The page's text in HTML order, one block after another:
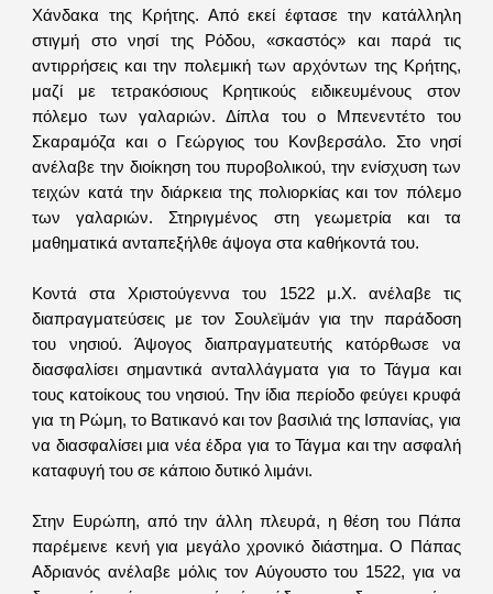
Χάνδακα της Κρήτης. Από εκεί έφτασε την κατάλληλη
στιγμή στο νησί της Ρόδου, «σκαστός» και παρά τις
αντιρρήσεις και την πολεμική των αρχόντων της Κρήτης,
μαζί με τετρακόσιους Κρητικούς ειδικευμένους στον
πόλεμο των γαλαριών. Δίπλα του ο Μπενεντέτο του
Σκαραμόζα και ο Γεώργιος του Κονβερσάλο. Στο νησί
ανέλαβε την διοίκηση του πυροβολικού, την ενίσχυση των
τειχών κατά την διάρκεια της πολιορκίας και τον πόλεμο
των γαλαριών. Στηριγμένος στη γεωμετρία και τα
μαθηματικά ανταπεξήλθε άψογα στα καθήκοντά του.
Κοντά στα Χριστούγεννα του 1522 μ.Χ. ανέλαβε τις
διαπραγματεύσεις με τον Σουλεϊμάν για την παράδοση
του νησιού. Άψογος διαπραγματευτής κατόρθωσε να
διασφαλίσει σημαντικά ανταλλάγματα για το Τάγμα και
τους κατοίκους του νησιού. Την ίδια περίοδο φεύγει κρυφά
για τη Ρώμη, το Βατικανό και τον βασιλιά της Ισπανίας, για
να διασφαλίσει μια νέα έδρα για το Τάγμα και την ασφαλή
καταφυγή του σε κάποιο δυτικό λιμάνι.
Στην Ευρώπη, από την άλλη πλευρά, η θέση του Πάπα
παρέμεινε κενή για μεγάλο χρονικό διάστημα. Ο Πάπας
Αδριανός ανέλαβε μόλις τον Αύγουστο του 1522, για να